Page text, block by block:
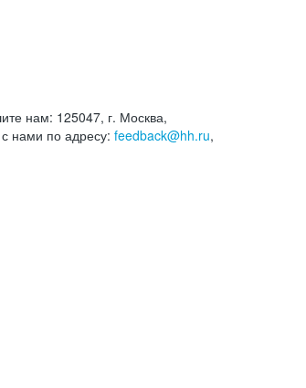
нам: 125047, г. Москва,
нами по адресу: feedback@hh.ru,